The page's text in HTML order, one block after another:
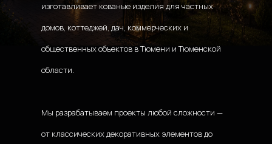
изготавливает кованые изделия для частных
домов, коттеджей, дач, коммерческих и
общественных объектов в Тюмени и Тюменской
области.
Мы разрабатываем проекты любой сложности —
от классических декоративных элементов до